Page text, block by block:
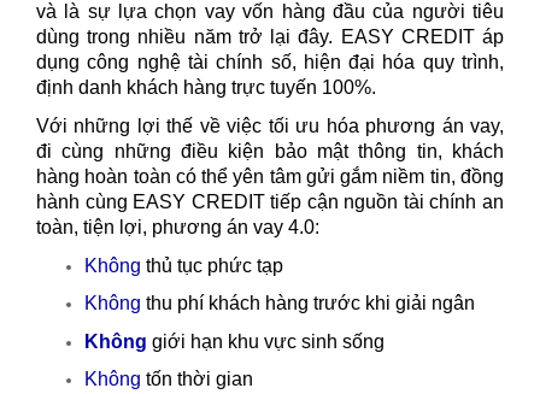
và là sự lựa chọn vay vốn hàng đầu của người tiêu
dùng trong nhiều năm trở lại đây. EASY CREDIT áp
dụng công nghệ tài chính số, hiện đại hóa quy trình,
định danh khách hàng trực tuyến 100%.
Với những lợi thế về việc tối ưu hóa phương án vay,
đi cùng những điều kiện bảo mật thông tin, khách
hàng hoàn toàn có thể yên tâm gửi gắm niềm tin, đồng
hành cùng EASY CREDIT tiếp cận nguồn tài chính an
toàn, tiện lợi, phương án vay 4.0:
Không thủ tục phức tạp
Không thu phí khách hàng trước khi giải ngân
Không giới hạn khu vực sinh sống
Không tốn thời gian